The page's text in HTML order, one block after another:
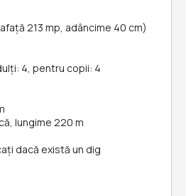
213 mp, adâncime 40 cm)
4, pentru copii: 4
lungime 220 m
dacă există un dig